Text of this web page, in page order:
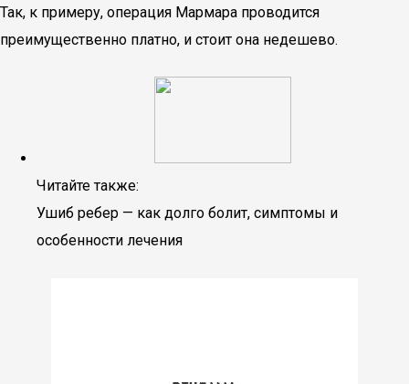
Так, к примеру, операция Мармара проводится
преимущественно платно, и стоит она недешево.
Читайте также:
Ушиб ребер — как долго болит, симптомы и
особенности лечения